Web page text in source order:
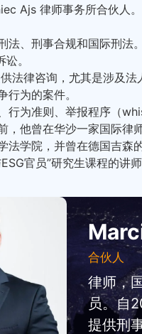
Ajs 律师事务所合伙人。
法、刑事合规和国际刑法
。
法律咨询，尤其是涉及
为的案件。
行为准则、举报程序（
，他曾在华沙一家国际律
法学院，并曾在德国吉森
官员”研究生课程的讲
合伙人
律师，
员。自
提供刑